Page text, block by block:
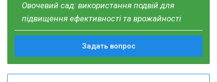
Овочевий сад: використання подвій для
підвищення ефективності та врожайності
Задать вопрос